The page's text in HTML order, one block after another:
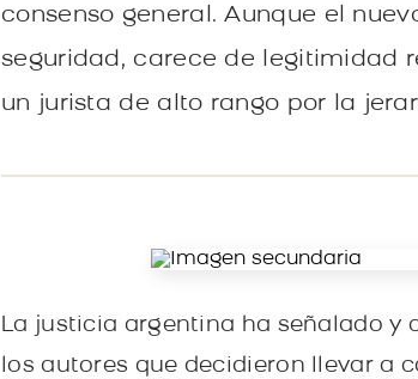
consenso general. Aunque el
seguridad, carece de legitimidad
un jurista de alto rango por la
La justicia argentina ha señalado y
los autores que decidieron llevar a